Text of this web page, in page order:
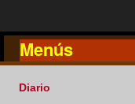
Menús
Diario